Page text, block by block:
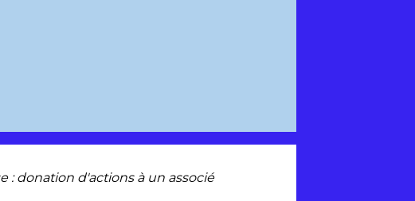
: donation d'actions à un associé